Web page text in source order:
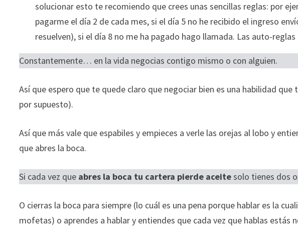
solucionar esto te recomiendo que crees unas sencillas reglas: por
pagarme el día 2 de cada mes, si el día 5 no he recibido el ingreso
resuelven), si el día 8 no me ha pagado hago llamada. Las auto-
Constantemente… en la vida negocias contigo mismo o con alguien.
Así que espero que te quede claro que negociar bien es una habilidad
por supuesto).
Así que más vale que espabiles y empieces a verle las orejas al lobo y
que abres la boca.
Si cada vez que abres la boca tu cartera pierde aceitesolo tienes dos
O cierras la boca para siempre (lo cuál es una pena porque hablar es la
mofetas) o aprendes a hablar y entiendes que cada vez que hablas estás